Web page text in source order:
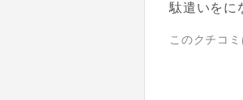
駄遣いをに
このクチコ